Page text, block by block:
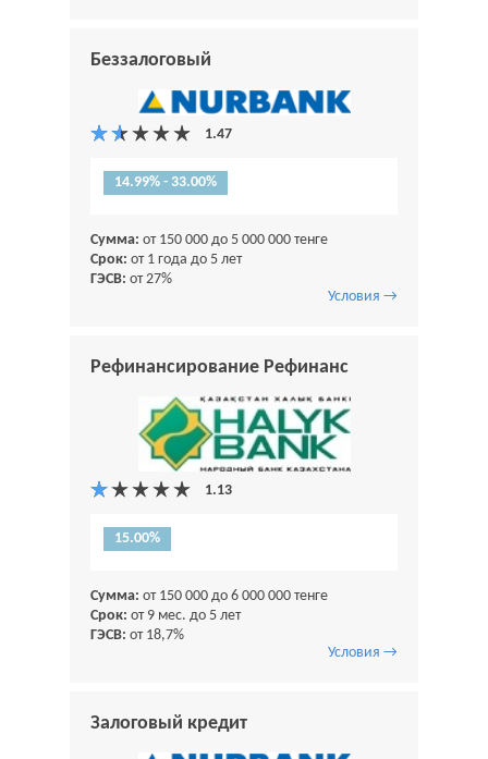
Беззалоговый
14.99% - 33.00%
Сумма: от 150 000 до 5 000 000 тенге
Срок: от 1 года до 5 лет
ГЭСВ: от 27%
Условия →
Рефинансирование Рефинанс
15.00%
Сумма: от 150 000 до 6 000 000 тенге
Срок: от 9 мес. до 5 лет
ГЭСВ: от 18,7%
Условия →
Залоговый кредит